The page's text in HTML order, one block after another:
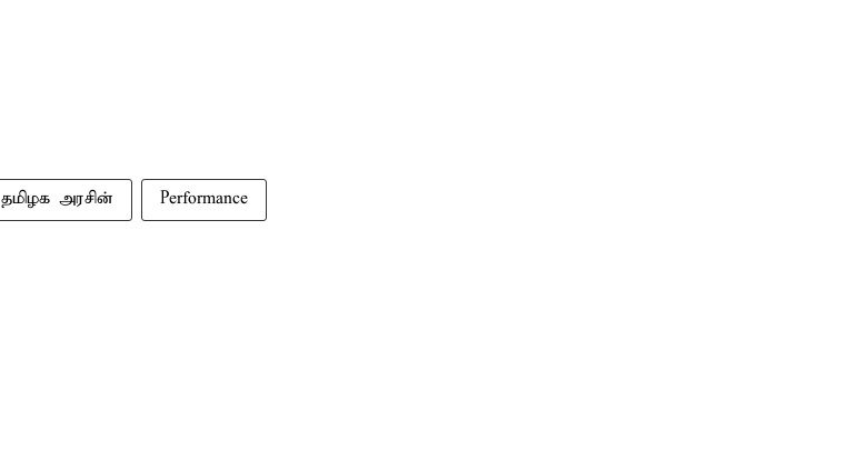
தமிழக அரசின் Performance